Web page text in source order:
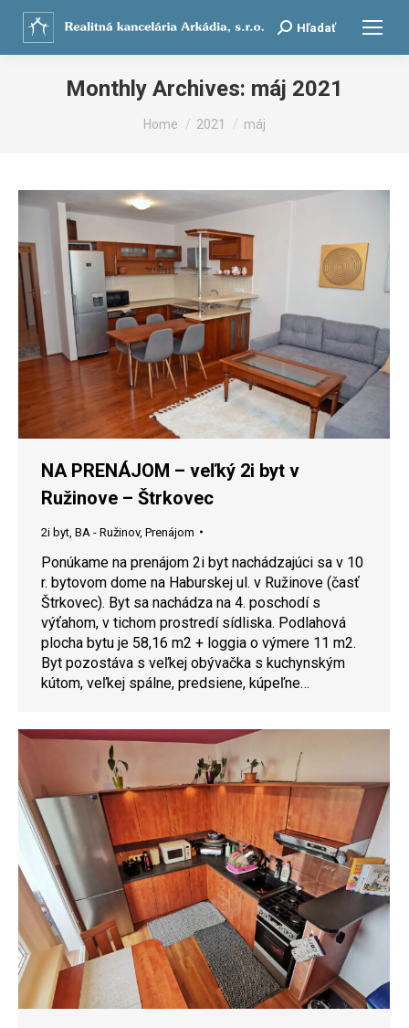
Search:
Hľadať
Monthly Archives: máj 2021
Home 2021 máj
NA PRENÁJOM – veľký 2i byt v
Ružinove – Štrkovec
2i byt BA - Ružinov, Prenájom
Ponúkame na prenájom 2i byt nachádzajúci sa v 10
r. bytovom dome na Haburskej ul. v Ružinove (časť
Štrkovec). Byt sa nachádza na 4. poschodí s
výťahom, v tichom prostredí sídliska. Podlahová
plocha bytu je 58,16 m2 + loggia o výmere 11 m2.
Byt pozostáva s veľkej obývačka s kuchynským
kútom, veľkej spálne, predsiene, kúpeľne…